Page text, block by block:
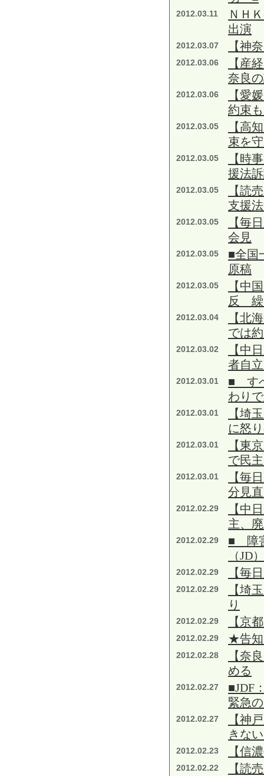
2012.03.11
ＮＨ
出演
2012.03.07 【神
2012.03.06
【産
奈良
2012.03.06
【愛
約束
2012.03.05
【高
束を
2012.03.05
【時
援法
2012.03.05
【読
支援
2012.03.05
【毎
会見
2012.03.05
■全国
原稿
2012.03.05
【中
反 繰
2012.03.04
【北
では
2012.03.02
【中
者自
2012.03.01
■ す
わり
2012.03.01
【埼
に怒
2012.03.01
【東
で民
2012.03.01
【毎
分見
2012.02.29
【中
主、
2012.02.29
■ 障
（JD
2012.02.29 【毎
2012.02.29
【埼
り
2012.02.29 【京
2012.02.29 ★告
2012.02.28
【奈
める
2012.02.27
■JDF
緊急
2012.02.27
【神
きな
2012.02.23 【信
2012.02.22
【読